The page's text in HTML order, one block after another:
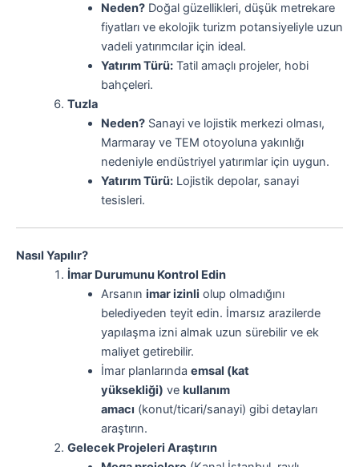
Neden?Doğal güzellikleri, düşük metrekare
fiyatları ve ekolojik turizm potansiyeliyle uzun
vadeli yatırımcılar için ideal.
Yatırım Türü:Tatil amaçlı projeler, hobi
bahçeleri.
Tuzla
Neden?Sanayi ve lojistik merkezi olması,
Marmaray ve TEM otoyoluna yakınlığı
nedeniyle endüstriyel yatırımlar için uygun.
Yatırım Türü:Lojistik depolar, sanayi
tesisleri.
Nasıl Yapılır?
İmar Durumunu Kontrol Edin
Arsanın imar izinli olup olmadığını
belediyeden teyit edin. İmarsız arazilerde
yapılaşma izni almak uzun sürebilir ve ek
maliyet getirebilir.
İmar planlarında emsal (kat
yüksekliği) ve kullanım
amacı (konut/ticari/sanayi) gibi detayları
araştırın.
Gelecek Projeleri Araştırın